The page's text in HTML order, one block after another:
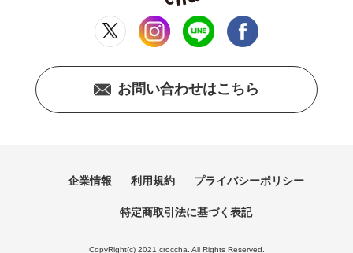
お問い合わせはこちら
企業情報 利用規約 プライバシーポリシー
特定商取引法に基づく表記
CopyRight(c) 2021 croccha. All Rights Reserved.